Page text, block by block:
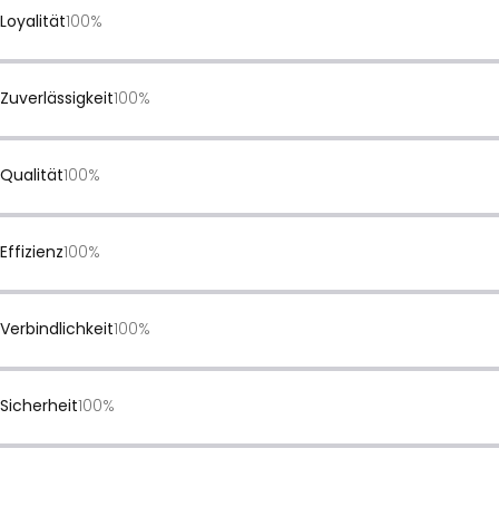
Loyalität100%
Zuverlässigkeit100%
Qualität100%
Effizienz100%
Verbindlichkeit100%
Sicherheit100%